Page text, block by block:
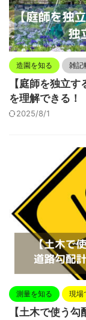
造園を知る 雑記
【庭師を独立
を理解できる！
2025/8/1
測量を知る 現場
【土木で使う